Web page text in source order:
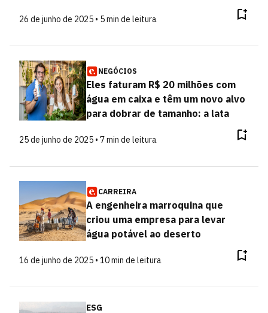
26 de junho de 2025 • 5 min de leitura
NEGÓCIOS
Eles faturam R$ 20 milhões com
água em caixa e têm um novo alvo
para dobrar de tamanho: a lata
25 de junho de 2025 • 7 min de leitura
CARREIRA
A engenheira marroquina que
criou uma empresa para levar
água potável ao deserto
16 de junho de 2025 • 10 min de leitura
ESG